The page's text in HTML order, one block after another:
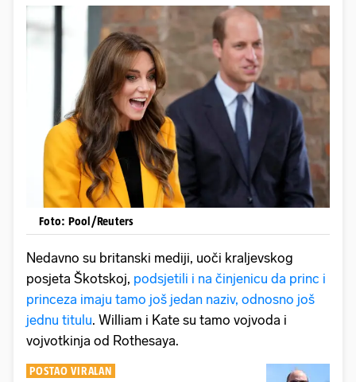
Foto: Pool/Reuters
Nedavno su britanski mediji, uoči kraljevskog
posjeta Škotskoj, podsjetili i na činjenicu da princ i
princeza imaju tamo još jedan naziv, odnosno još
jednu titulu. William i Kate su tamo vojvoda i
vojvotkinja od Rothesaya.
POSTAO VIRALAN